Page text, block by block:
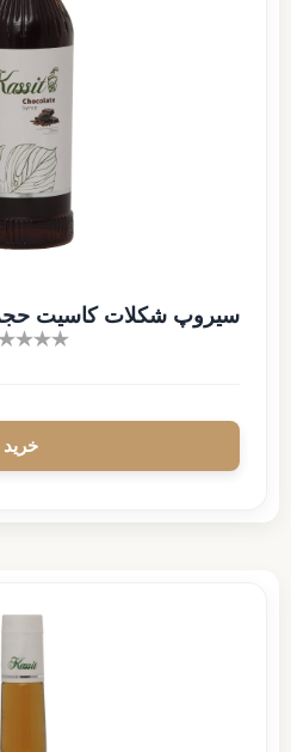
سیروپ شکلات کاسیت حجم ۱۰۰۰